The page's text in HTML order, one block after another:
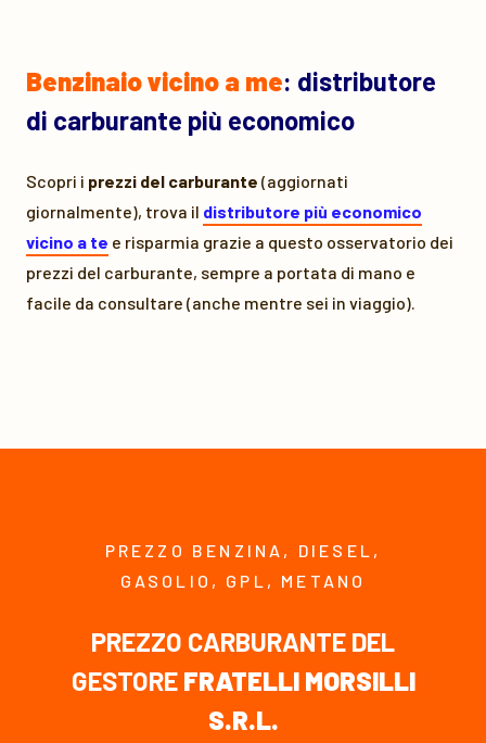
Benzinaio vicino a me: distributore
di carburante più economico
Scopri i prezzi del carburante (aggiornati
giornalmente), trova il distributore più economico
vicino a te e risparmia grazie a questo osservatorio dei
prezzi del carburante, sempre a portata di mano e
facile da consultare (anche mentre sei in viaggio).
PREZZO BENZINA, DIESEL,
GASOLIO, GPL, METANO
PREZZO CARBURANTE DEL
GESTORE FRATELLI MORSILLI
S.R.L.